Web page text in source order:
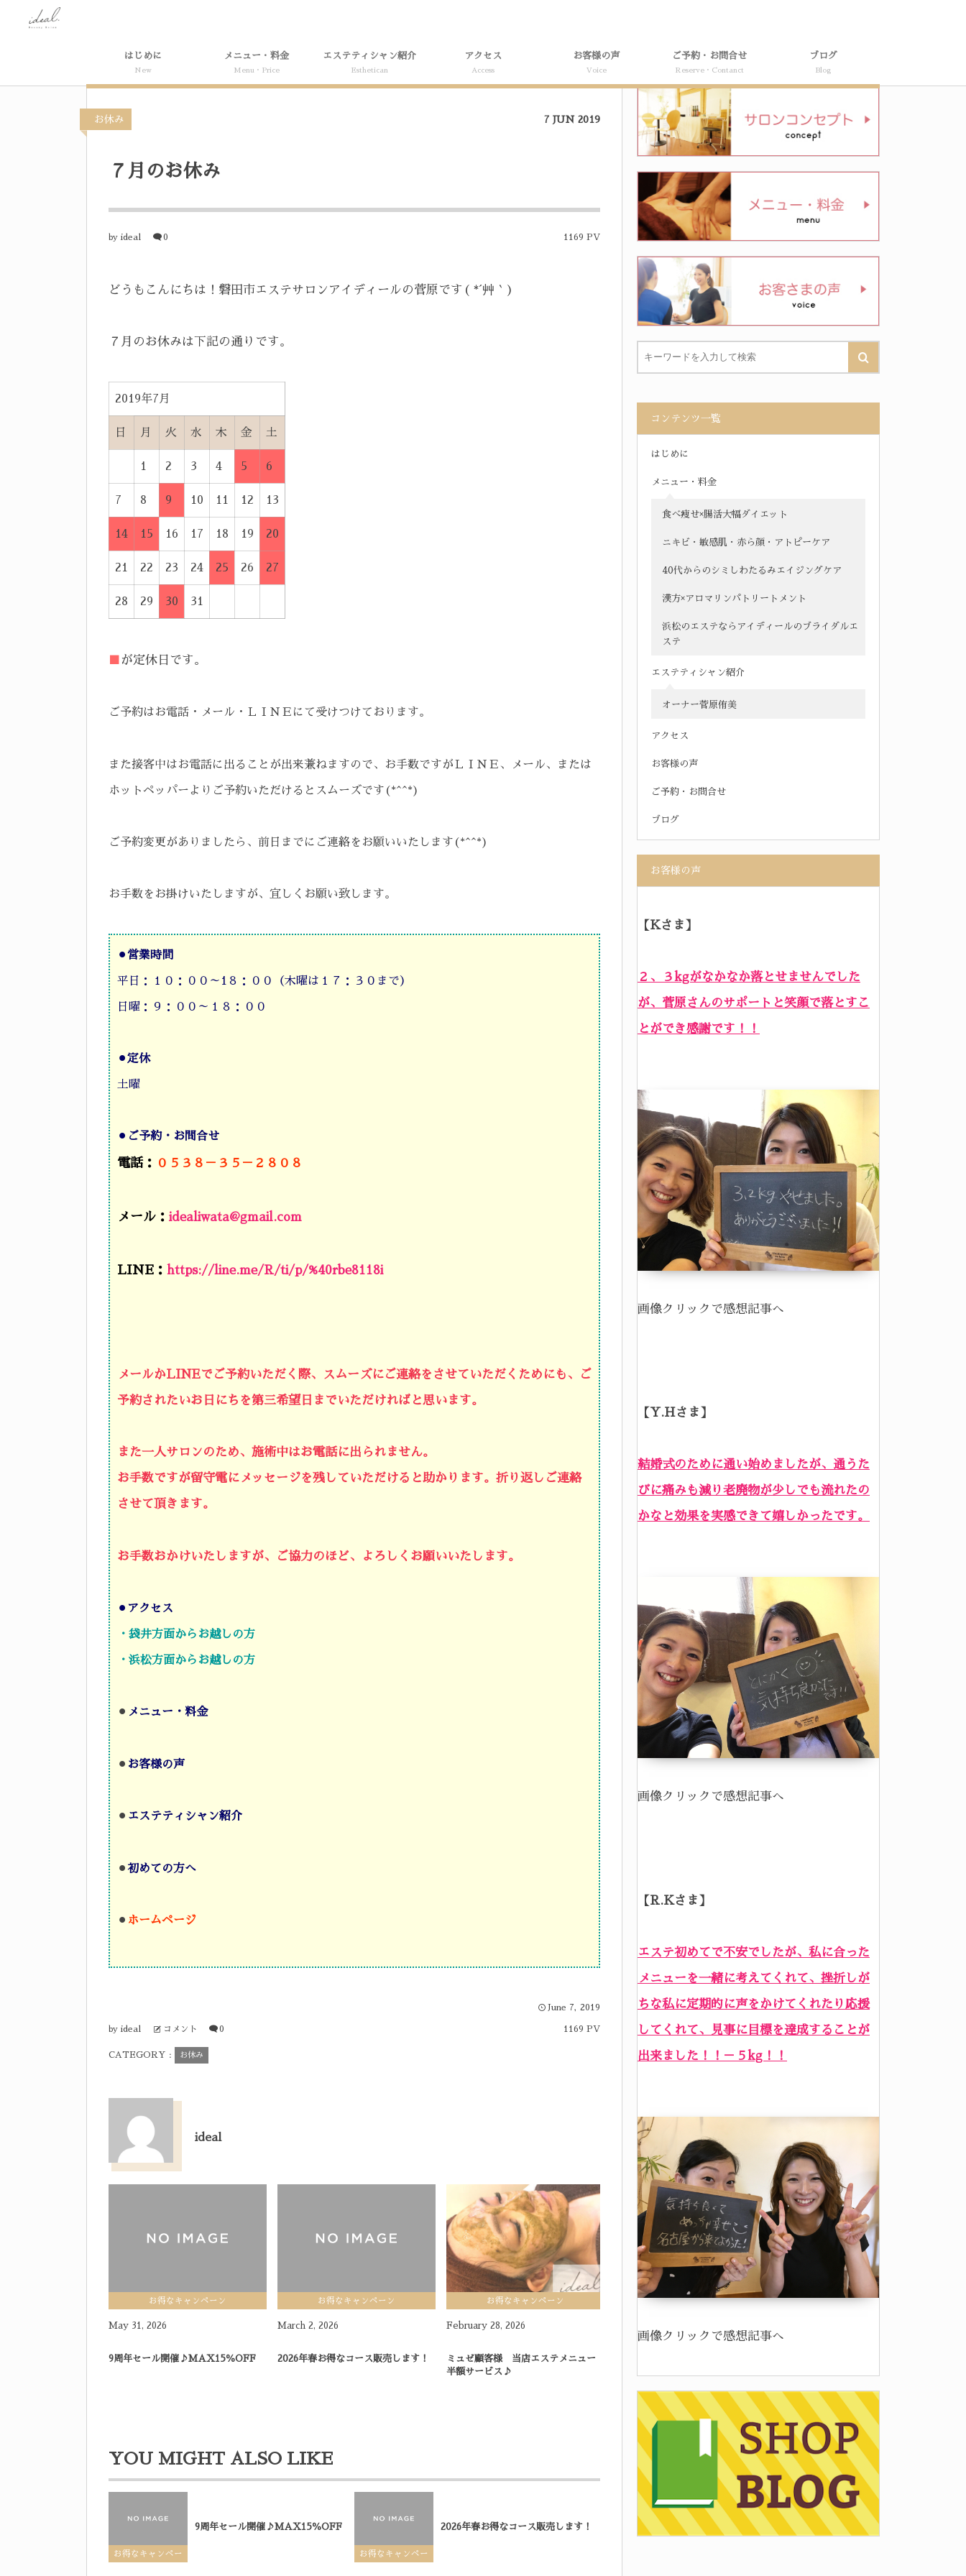
はじめに
New
メニュー・料金
Menu・Price
エステティシャン紹介
Esthetican
アクセス
Access
お客様の声
Voice
ご予約・お問合せ
Reserve・Contanct
ブログ
Blog
お休み 7 JUN 2019
７月のお休み
by ideal 0 1169 PV
どうもこんにちは！磐田市エステサロンアイディールの菅原です( *´艸｀)
７月のお休みは下記の通りです。
2019年7月
日 月 火 水 木 金 土
1 2 3 4 5 6
7 8 9 10 11 12 13
14 15 16 17 18 19 20
21 22 23 24 25 26 27
28 29 30 31
が定休日です。
ご予約はお電話・メール・ＬＩＮＥにて受けつけております。
また接客中はお電話に出ることが出来兼ねますので、お手数ですがＬＩＮＥ、メール、または
ホットペッパーよりご予約いただけるとスムーズです(*^^*)
ご予約変更がありましたら、前日までにご連絡をお願いいたします(*^^*)
お手数をお掛けいたしますが、宜しくお願い致します。
⚫︎営業時間
平日：１０：００～1８：００（木曜は１７：３０まで）
日曜：９：００～１８：００
⚫︎定休
土曜
⚫︎ ご予約・お問合せ
電話： ０５３８－３５－２８０８
メール： idealiwata@gmail.com
LINE： https://line.me/R/ti/p/%40rbe8118i
メールかLINEでご予約いただく際、スムーズにご連絡をさせていただくためにも、ご
予約されたいお日にちを第三希望日までいただければと思います。
また一人サロンのため、施術中はお電話に出られません。
お手数ですが留守電にメッセージを残していただけると助かります。 折り返しご連絡
させて頂きます。
お手数おかけいたしますが、ご協力のほど、よろしくお願いいたします。
⚫︎ アクセス
・袋井方面からお越しの方
・浜松方面からお越しの方
⚫︎ メニュー・料金
⚫︎ お客様の声
⚫︎ エステティシャン紹介
⚫︎ 初めての方へ
⚫︎ ホームページ
June 7, 2019
by ideal コメント 0 1169 PV
CATEGORY : お休み
ideal
お得なキャンペーン
May 31 , 2026
9周年セール開催♪MAX15％OFF
お得なキャンペーン
March 2, 2026
2026年春お得なコース販売します！
お得なキャンペーン
February 28, 2026
ミュゼ顧客様 当店エステメニュー
半額サービス♪
お得なキャンペーン お得なキャンペーン
idealの記事一覧
YOU MIGHT ALSO LIKE
お得なキャンペー
9周年セール開催♪MAX15％OFF
お得なキャンペー
2026年春お得なコース販売します！
コンテンツ一覧
はじめに
メニュー・料金
食べ痩せ×腸活大幅ダイエット
ニキビ・敏感肌・赤ら顔・アトピーケア
40代からのシミしわたるみエイジングケア
漢方×アロマリンパトリートメント
浜松のエステならアイディールのブライダルエ
ステ
エステティシャン紹介
オーナー菅原侑美
アクセス
お客様の声
ご予約・お問合せ
ブログ
お客様の声
【Kさま】
２、３kgがなかなか落とせませんでした
が、菅原さんのサポートと笑顔で落とすこ
とができ感謝です！！
画像クリックで感想記事へ
【Y.Hさま】
結婚式のために通い始めましたが、通うた
びに痛みも減り老廃物が少しでも流れたの
かなと効果を実感できて嬉しかったです。
画像クリックで感想記事へ
【R.Kさま】
エステ初めてで不安でしたが、私に合った
メニューを一緒に考えてくれて、挫折しが
ちな私に定期的に声をかけてくれたり応援
してくれて、見事に目標を達成することが
出来ました！！－５kg！！
画像クリックで感想記事へ